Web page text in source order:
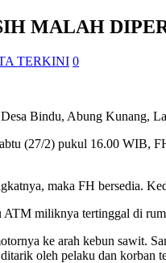
MALAH
TERKINI 0
Bindu, Abung Kunang,
(27/2) pukul 16.00 WIB,
maka FH bersedia.
miliknya tertinggal di
ke arah kebun sawit.
oleh pelaku dan korban